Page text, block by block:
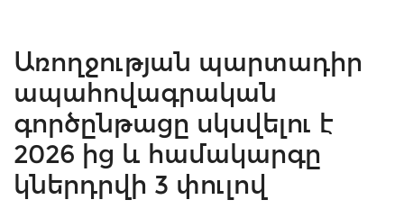
Առողջության պարտադիր
ապահովագրական
գործընթացը սկսվելու է
2026 ից և համակարգը
կներդրվի 3 փուլով